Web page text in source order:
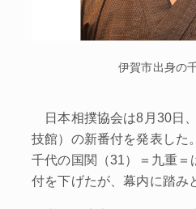
伊賀市出身の
日本相撲協会は8月30日
技館）の新番付を発表した
千代の国関（31）＝九重＝
付を下げたが、幕内に踏み